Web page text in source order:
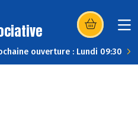
(s’ouvre dans
ouverture : Lundi 09:30